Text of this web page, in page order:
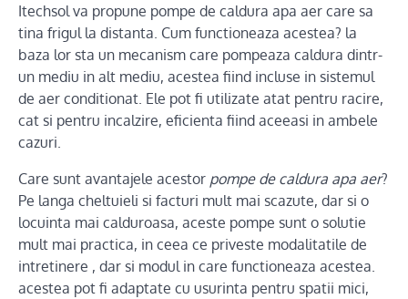
Itechsol va propune pompe de caldura apa aer care sa
tina frigul la distanta. Cum functioneaza acestea? la
baza lor sta un mecanism care pompeaza caldura dintr-
un mediu in alt mediu, acestea fiind incluse in sistemul
de aer conditionat. Ele pot fi utilizate atat pentru racire,
cat si pentru incalzire, eficienta fiind aceeasi in ambele
cazuri.
Care sunt avantajele acestor pompe de caldura apa aer?
Pe langa cheltuieli si facturi mult mai scazute, dar si o
locuinta mai calduroasa, aceste pompe sunt o solutie
mult mai practica, in ceea ce priveste modalitatile de
intretinere , dar si modul in care functioneaza acestea.
acestea pot fi adaptate cu usurinta pentru spatii mici,